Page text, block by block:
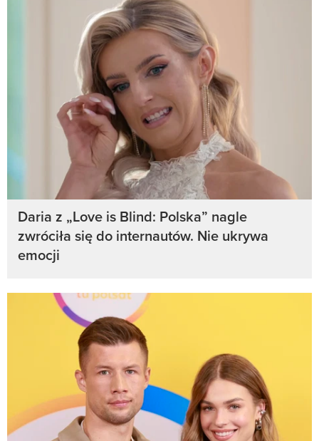
Daria z „Love is Blind: Polska” nagle
zwróciła się do internautów. Nie ukrywa
emocji